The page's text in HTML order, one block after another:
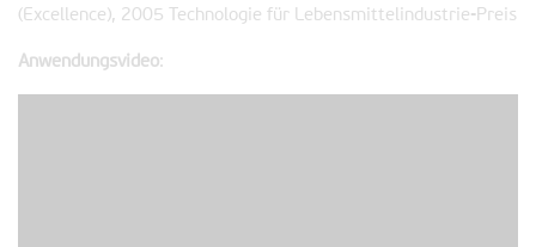
(Excellence), 2005 Technologie für Lebensmittelindustrie-Preis
Anwendungsvideo: